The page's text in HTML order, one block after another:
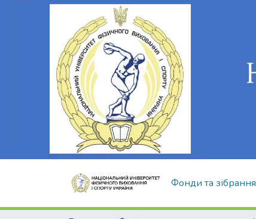
Фонди та зібрання